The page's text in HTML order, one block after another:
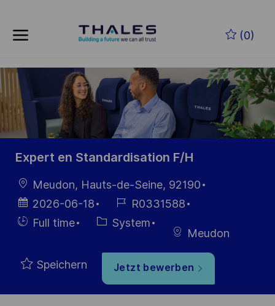
(0)
-
Expert en Standardisation F/H
Ort
Meudon, Hauts-de-Seine, 92190
Datum der
Veröffentlichung
2026-06-18
Job-
ID
R0331588
Einstellunngstyp
Full time Kategorie
System
Meudon
Speichern Jetzt bewerben